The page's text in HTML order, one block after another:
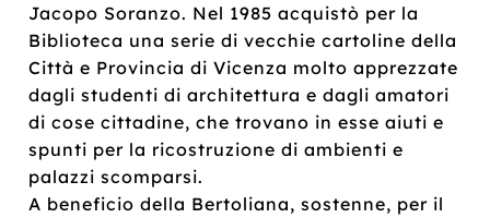
Jacopo Soranzo. Nel 1985 acquistò per la
Biblioteca una serie di vecchie cartoline della
Città e Provincia di Vicenza molto apprezzate
dagli studenti di architettura e dagli amatori
di cose cittadine, che trovano in esse aiuti e
spunti per la ricostruzione di ambienti e
palazzi scomparsi.
A beneficio della Bertoliana, sostenne, per il